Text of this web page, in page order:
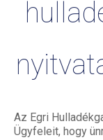
Az Egri
Ügyfeleit, hogy